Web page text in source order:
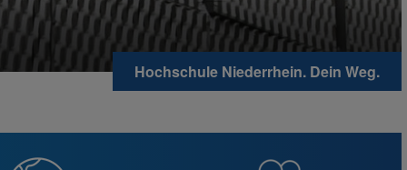
Hochschule Niederrhein. Dein Weg.